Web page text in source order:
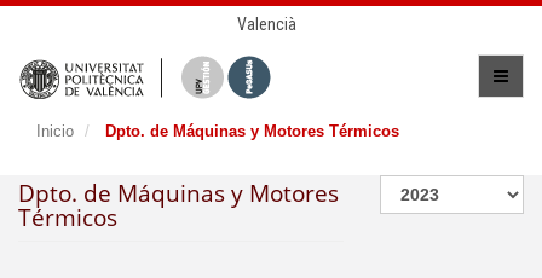
Valencià
Inicio Dpto. de Máquinas y Motores Térmicos
Dpto. de Máquinas y Motores
Térmicos